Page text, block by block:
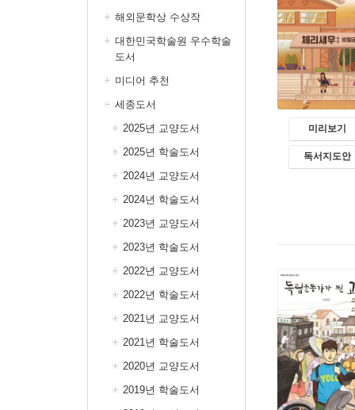
해외문학상 수상작
대한민국학술원 우수학술
도서
미디어 추천
세종도서
2025년 교양도서
2025년 학술도서
2024년 교양도서
2024년 학술도서
2023년 교양도서
2023년 학술도서
2022년 교양도서
2022년 학술도서
2021년 교양도서
2021년 학술도서
2020년 교양도서
2019년 학술도서
미리보기
독서지도안